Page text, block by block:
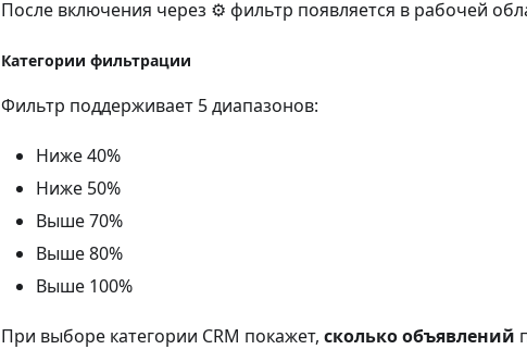
После включения через ⚙️ фильтр появляется в рабочей
Категории фильтрации
Фильтр поддерживает 5 диапазонов:
Ниже 40%
Ниже 50%
Выше 70%
Выше 80%
Выше 100%
При выборе категории CRM покажет, сколько объявлений